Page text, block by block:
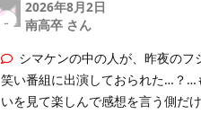
2026年8月2日
南高卒 さん
シマケンの中の人が、昨夜のフ
笑い番組に出演しておられた…？…
いを見て楽しんで感想を言う側だ